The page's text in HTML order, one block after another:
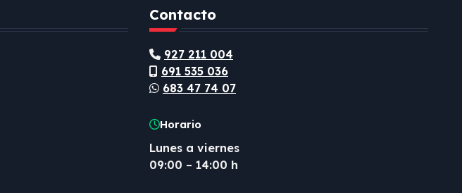
Contacto
927 211 004
691 535 036
683 47 74 07
Horario
Lunes a viernes
09:00 – 14:00 h